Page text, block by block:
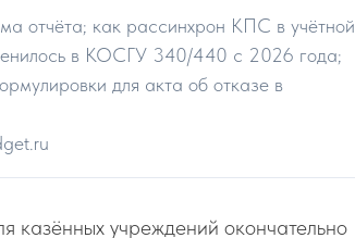
отчёта; как рассинхрон КПС в учётной
в КОСГУ 340/440 с 2026 года;
для акта об отказе в
казённых учреждений окончательно